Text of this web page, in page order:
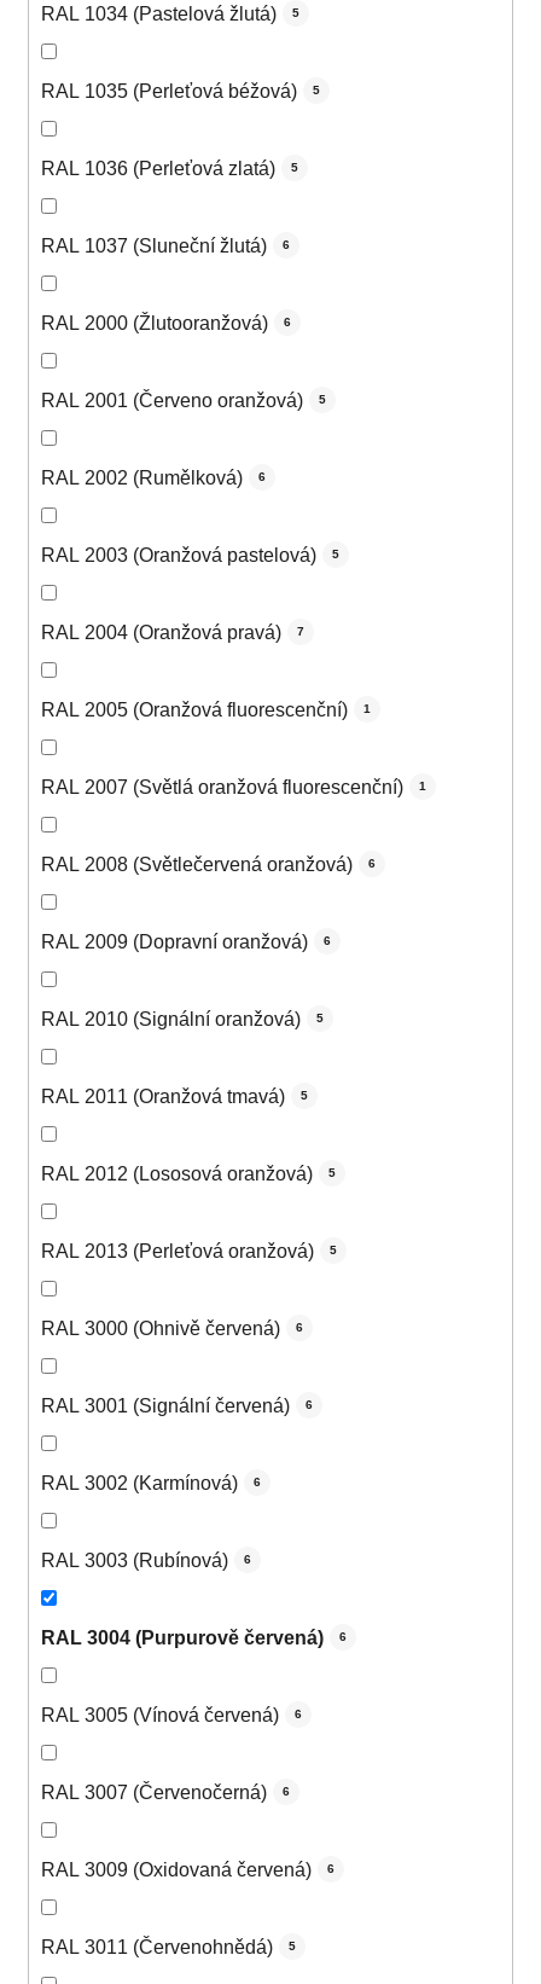
RAL 1034 (Pastelová žlutá) 5
RAL 1035 (Perleťová béžová) 5
RAL 1036 (Perleťová zlatá) 5
RAL 1037 (Sluneční žlutá) 6
RAL 2000 (Žlutooranžová) 6
RAL 2001 (Červeno oranžová) 5
RAL 2002 (Rumělková) 6
RAL 2003 (Oranžová pastelová) 5
RAL 2004 (Oranžová pravá) 7
RAL 2005 (Oranžová fluorescenční) 1
RAL 2007 (Světlá oranžová fluorescenční) 1
RAL 2008 (Světlečervená oranžová) 6
RAL 2009 (Dopravní oranžová) 6
RAL 2010 (Signální oranžová) 5
RAL 2011 (Oranžová tmavá) 5
RAL 2012 (Lososová oranžová) 5
RAL 2013 (Perleťová oranžová) 5
RAL 3000 (Ohnivě červená) 6
RAL 3001 (Signální červená) 6
RAL 3002 (Karmínová) 6
RAL 3003 (Rubínová) 6
RAL 3004 (Purpurově červená) 6
RAL 3005 (Vínová červená) 6
RAL 3007 (Červenočerná) 6
RAL 3009 (Oxidovaná červená) 6
RAL 3011 (Červenohnědá) 5